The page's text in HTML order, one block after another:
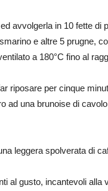
avvolgerla in 10 fette
e altre 5 prugne,
a 180°C fino al
riposare per cinque
ad una brunoise di
leggera spolverata di
al gusto, incantevoli alla